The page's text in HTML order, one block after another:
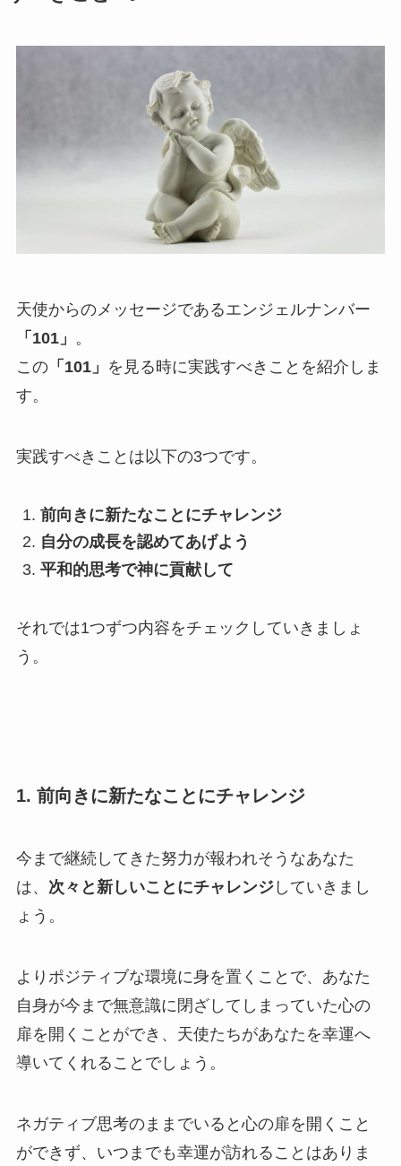
天使からのメッセージであるエンジェルナンバー
「101」 。
この「101」 を見る時に実践すべきことを紹介しま
す。
実践すべきことは以下の3つです。
前向きに新たなことにチャレンジ
自分の成長を認めてあげよう
平和的思考で神に貢献して
それでは1つずつ内容をチェックしていきましょ
う。
1. 前向きに新たなことにチャレンジ
今まで継続してきた努力が報われそうなあなた
は、 次々と新しいことにチャレンジしていきまし
ょう。
よりポジティブな環境に身を置くことで、あなた
自身が今まで無意識に閉ざしてしまっていた心の
扉を開くことができ、天使たちがあなたを幸運へ
導いてくれることでしょう。
ネガティブ思考のままでいると心の扉を開くこと
ができず、いつまでも幸運が訪れることはありま